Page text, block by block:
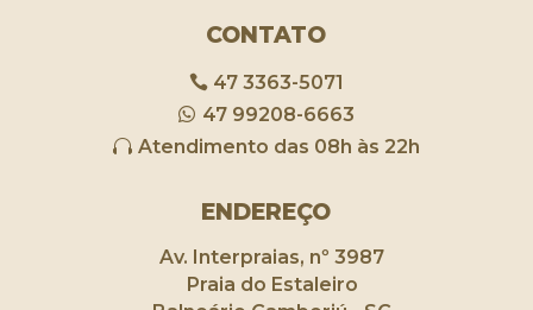
CONTATO
47 3363-5071
47 99208-6663
Atendimento das 08h às 22h
ENDEREÇO
Av. Interpraias, nº 3987
Praia do Estaleiro